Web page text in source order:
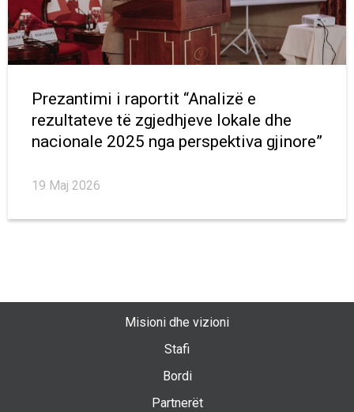
Prezantimi i raportit “Analizë e
rezultateve të zgjedhjeve lokale dhe
nacionale 2025 nga perspektiva gjinore”
19 Maj 2026
Misioni dhe vizioni
Stafi
Bordi
Partnerët